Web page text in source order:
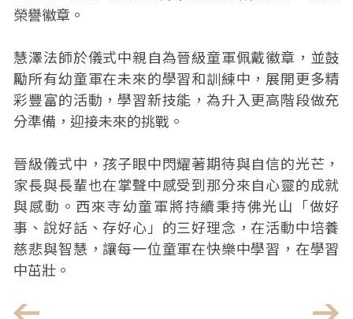
榮譽徽章。
慧澤法師於儀式中親自為晉級童軍佩戴徽章，並鼓
勵所有幼童軍在未來的學習和訓練中，展開更多精
彩豐富的活動，學習新技能，為升入更高階段做充
分準備，迎接未來的挑戰。
晉級儀式中，孩子眼中閃耀著期待與自信的光芒，
家長與長輩也在掌聲中感受到那分來自心靈的成就
與感動。西來寺幼童軍將持續秉持佛光山「做好
事、說好話、存好心」的三好理念，在活動中培養
慈悲與智慧，讓每一位童軍在快樂中學習，在學習
中茁壯。